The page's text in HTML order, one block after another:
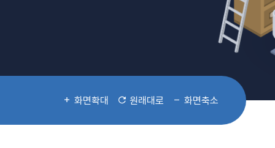
화면확대 원래대로 화면축소